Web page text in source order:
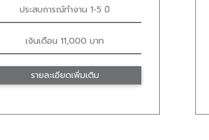
ประสบการณ์ทำงาน 1-5 ปี
เงินเดือน 11,000 บาท
รายละเอียดเพิ่มเติม